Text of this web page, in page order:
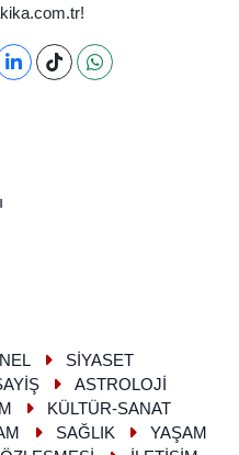
SİYASET
ASTROLOJİ
KÜLTÜR-SANAT
SAĞLIK
YAŞAM